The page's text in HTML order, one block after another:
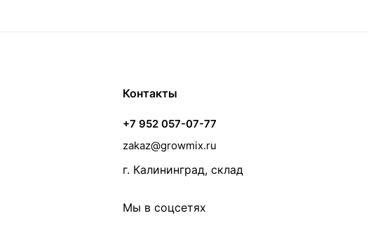
Контакты
+7 952 057-07-77
zakaz@growmix.ru
г. Калининград, склад
Мы в соцсетях